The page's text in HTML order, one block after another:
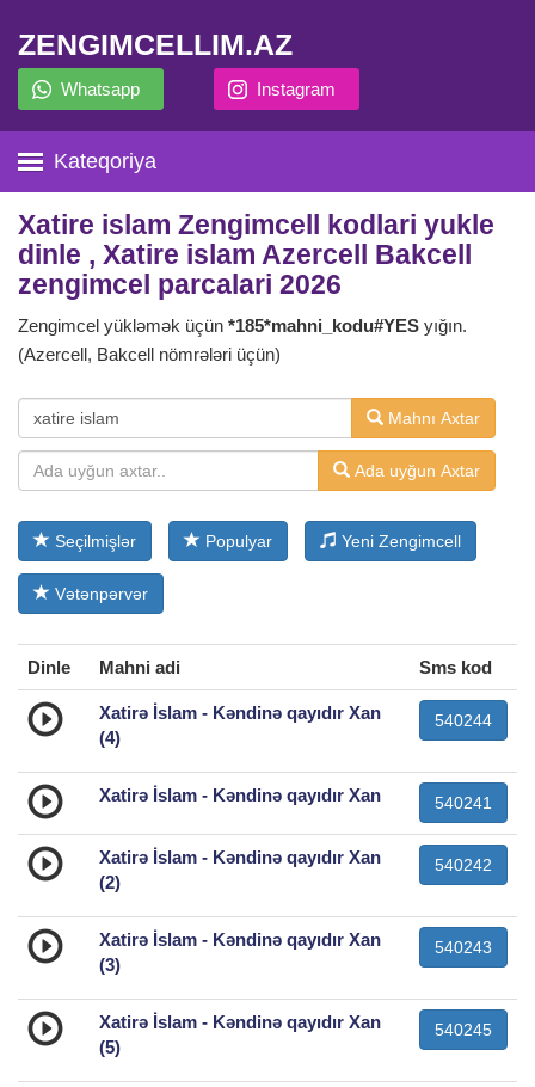
ZENGIMCELLIM.AZ
Whatsapp Instagram
Kateqoriya
Xatire islam Zengimcell kodlari yukle
dinle , Xatire islam Azercell Bakcell
zengimcel parcalari 2026
Zengimcel yükləmək üçün *185*mahni_kodu#YES yığın.
(Azercell, Bakcell nömrələri üçün)
Mahnı Axtar
Ada uyğun Axtar
Seçilmişlər Populyar Yeni Zengimcell
Vətənpərvər
Dinle Mahni adi Sms kod
Xatirə İslam - Kəndinə qayıdır Xan
(4)
540244
Xatirə İslam - Kəndinə qayıdır Xan 540241
Xatirə İslam - Kəndinə qayıdır Xan
(2)
540242
Xatirə İslam - Kəndinə qayıdır Xan
(3)
540243
Xatirə İslam - Kəndinə qayıdır Xan
(5)
540245